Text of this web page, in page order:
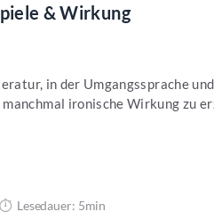
& Wirkung
in der Umgangssprache
ironische Wirkung zu
Lesedauer: 5min